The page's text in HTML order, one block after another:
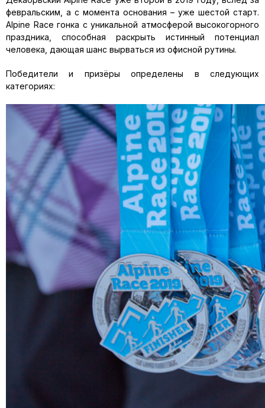
февральским, а с момента основания – уже шестой старт.
Alpine Race гонка с уникальной атмосферой высокогорного
праздника, способная раскрыть истинный потенциал
человека, дающая шанс вырваться из офисной рутины.
Победители и призёры определены в следующих
категориях: